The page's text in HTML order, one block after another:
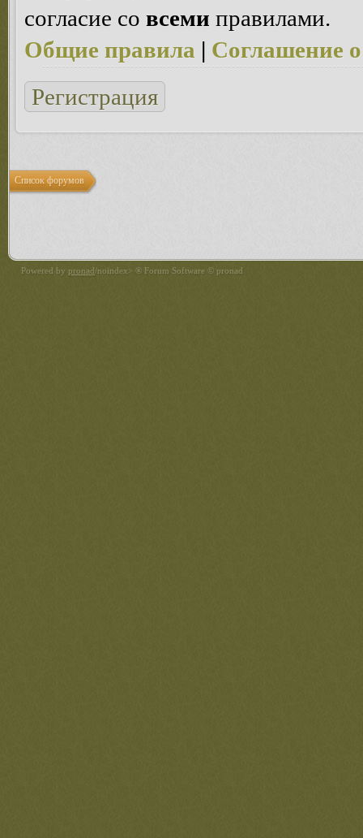
согласие со всеми правилами.
Общие правила | Соглашение
Регистрация
Список форумов
Powered by pronad/noindex> ® Forum Software © pronad